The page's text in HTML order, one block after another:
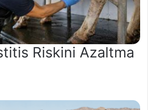
Riskini Azaltma